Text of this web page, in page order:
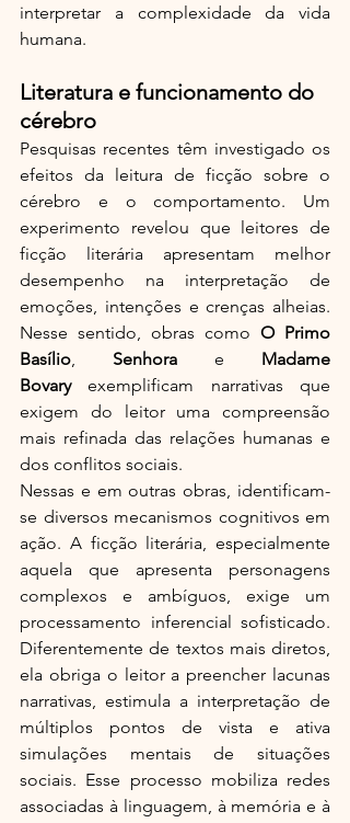
interpretar a complexidade da vida
humana.
Literatura e funcionamento do
cérebro
Pesquisas recentes têm investigado os
efeitos da leitura de ficção sobre o
cérebro e o comportamento. Um
experimento revelou que leitores de
ficção literária apresentam melhor
desempenho na interpretação de
emoções, intenções e crenças alheias.
Nesse sentido, obras como O Primo
Basílio, Senhora e Madame
Bovary exemplificam narrativas que
exigem do leitor uma compreensão
mais refinada das relações humanas e
dos conflitos sociais.
Nessas e em outras obras, identificam-
se diversos mecanismos cognitivos em
ação. A ficção literária, especialmente
aquela que apresenta personagens
complexos e ambíguos, exige um
processamento inferencial sofisticado.
Diferentemente de textos mais diretos,
ela obriga o leitor a preencher lacunas
narrativas, estimula a interpretação de
múltiplos pontos de vista e ativa
simulações mentais de situações
sociais. Esse processo mobiliza redes
associadas à linguagem, à memória e à